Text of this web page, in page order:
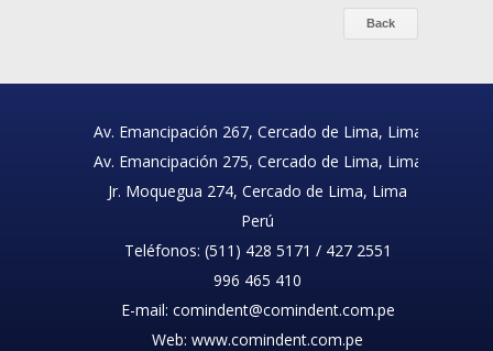
Av. Emancipación 267, Cercado de Lima, Lima
Av. Emancipación 275, Cercado de Lima, Lima
Jr. Moquegua 274, Cercado de Lima, Lima
Perú
Teléfonos: (511) 428 5171 / 427 2551
996 465 410
E-mail: comindent@comindent.com.pe
Web: www.comindent.com.pe